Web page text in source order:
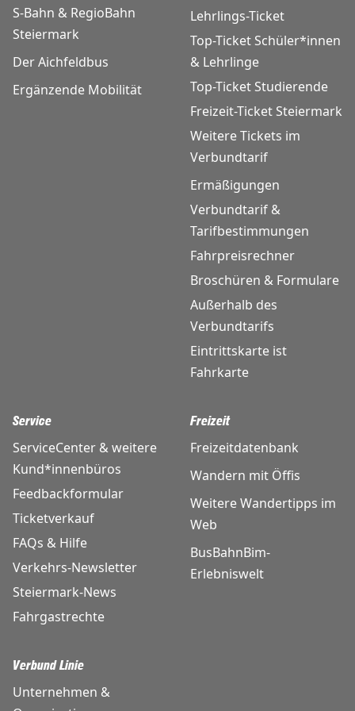
S-Bahn & RegioBahn
Steiermark
Der Aichfeldbus
Ergänzende Mobilität
Lehrlings-Ticket
Top-Ticket Schüler*innen
& Lehrlinge
Top-Ticket Studierende
Freizeit-Ticket Steiermark
Weitere Tickets im
Verbundtarif
Ermäßigungen
Verbundtarif &
Tarifbestimmungen
Fahrpreisrechner
Broschüren & Formulare
Außerhalb des
Verbundtarifs
Eintrittskarte ist
Fahrkarte
Service
ServiceCenter & weitere
Kund*innenbüros
Feedbackformular
Ticketverkauf
FAQs & Hilfe
Verkehrs-Newsletter
Steiermark-News
Fahrgastrechte
Freizeit
Freizeitdatenbank
Wandern mit Öffis
Weitere Wandertipps im
Web
BusBahnBim-
Erlebniswelt
Verbund Linie
Unternehmen &